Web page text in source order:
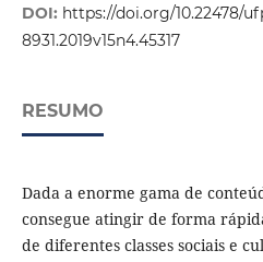
DOI: https://doi.org/10.22478/
8931.2019v15n4.45317
RESUMO
Dada a enorme gama de
consegue atingir de forma
de diferentes classes sociais e